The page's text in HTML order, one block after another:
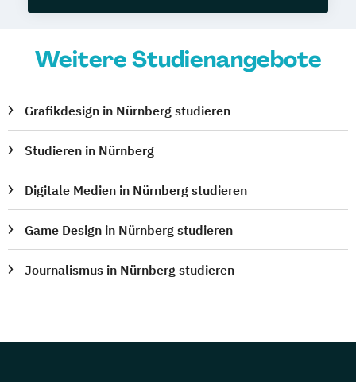
Weitere Studienangebote
Grafikdesign in Nürnberg studieren
Studieren in Nürnberg
Digitale Medien in Nürnberg studieren
Game Design in Nürnberg studieren
Journalismus in Nürnberg studieren